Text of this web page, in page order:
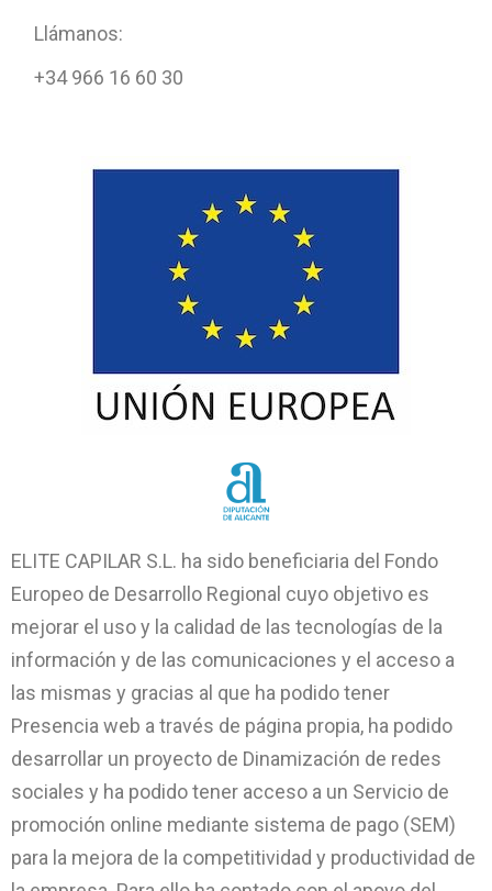
Llámanos:
+34 966 16 60 30
ELITE CAPILAR S.L. ha sido beneficiaria del Fondo
Europeo de Desarrollo Regional cuyo objetivo es
mejorar el uso y la calidad de las tecnologías de la
información y de las comunicaciones y el acceso a
las mismas y gracias al que ha podido tener
Presencia web a través de página propia, ha podido
desarrollar un proyecto de Dinamización de redes
sociales y ha podido tener acceso a un Servicio de
promoción online mediante sistema de pago (SEM)
para la mejora de la competitividad y productividad de